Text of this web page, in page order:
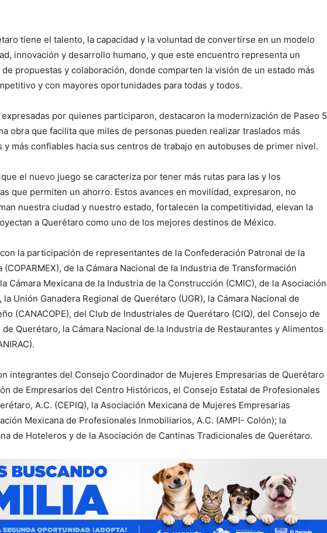
tiene el talento, la capacidad y la voluntad de convertirse en un modelo
innovación y desarrollo humano, y que este encuentro representa un
propuestas y colaboración, donde comparten la visión de un estado más
y con mayores oportunidades para todas y todos.
por quienes participaron, destacaron la modernización de Paseo 5
obra que facilita que miles de personas pueden realizar traslados más
y más confiables hacia sus centros de trabajo en autobuses de primer nivel.
el nuevo juego se caracteriza por tener más rutas para las y los
que permiten un ahorro. Estos avances en movilidad, expresaron, no
nuestra ciudad y nuestro estado, fortalecen la competitividad, elevan la
a Querétaro como uno de los mejores destinos de México.
la participación de representantes de la Confederación Patronal de la
(COPARMEX), de la Cámara Nacional de la Industria de Transformación
Cámara Mexicana de la Industria de la Construcción (CMIC), de la Asociación
la Unión Ganadera Regional de Querétaro (UGR), la Cámara Nacional de
(CANACOPE), del Club de Industriales de Querétaro (CIQ), del Consejo de
Querétaro, la Cámara Nacional de la Industria de Restaurantes y Alimentos
integrantes del Consejo Coordinador de Mujeres Empresarias de Querétaro
de Empresarios del Centro Históricos, el Consejo Estatal de Profesionales
A.C. (CEPIQ), la Asociación Mexicana de Mujeres Empresarias
Mexicana de Profesionales Inmobiliarios, A.C. (AMPI- Colón); la
de Hoteleros y de la Asociación de Cantinas Tradicionales de Querétaro.